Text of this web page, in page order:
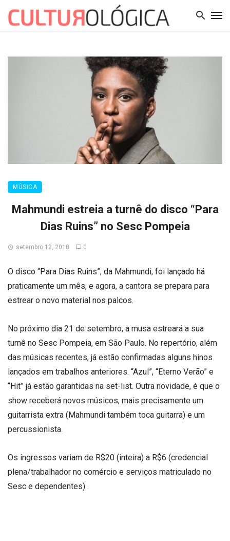
MÚSICA
Mahmundi estreia a turnê do disco “Para
Dias Ruins” no Sesc Pompeia
setembro 12, 2018 0
O disco “Para Dias Ruins”, da Mahmundi, foi lançado há
praticamente um mês, e agora, a cantora se prepara para
estrear o novo material nos palcos.
No próximo dia 21 de setembro, a musa estreará a sua
turnê no Sesc Pompeia, em São Paulo. No repertório, além
das músicas recentes, já estão confirmadas alguns hinos
lançados em trabalhos anteriores. “Azul”, “Eterno Verão” e
“Hit” já estão garantidas na set-list. Outra novidade, é que o
show receberá novos músicos, mais precisamente um
guitarrista extra (Mahmundi também toca guitarra) e um
percussionista.
Os ingressos variam de R$20 (inteira) a R$6 (credencial
plena/trabalhador no comércio e serviços matriculado no
Sesc e dependentes) .